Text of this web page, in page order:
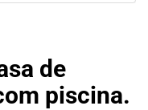
de
piscina.